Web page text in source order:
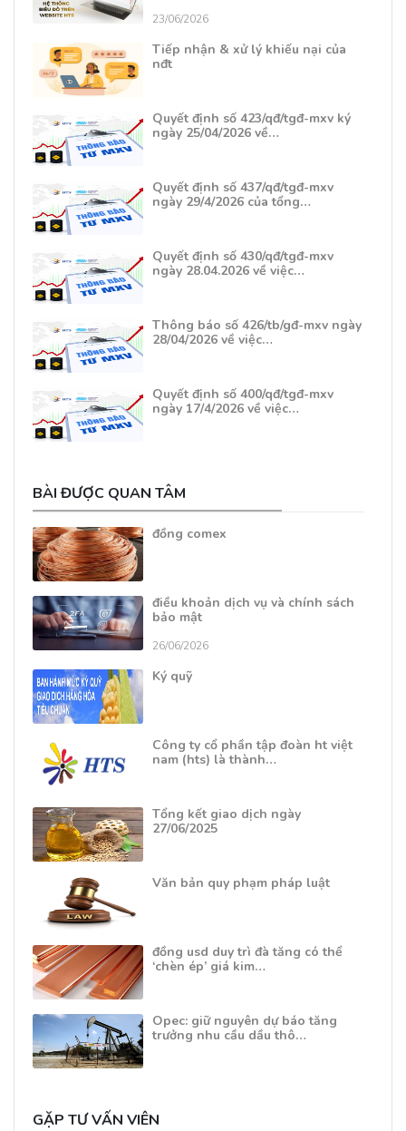
23/06/2026
Tiếp nhận & xử lý khiếu nại của
nđt
Quyết định số 423/qđ/tgđ-mxv ký
ngày 25/04/2026 về…
Quyết định số 437/qđ/tgđ-mxv
ngày 29/4/2026 của tổng…
Quyết định số 430/qđ/tgđ-mxv
ngày 28.04.2026 về việc…
Thông báo số 426/tb/gđ-mxv ngày
28/04/2026 về việc…
Quyết định số 400/qđ/tgđ-mxv
ngày 17/4/2026 về việc…
BÀI ĐƯỢC QUAN TÂM
đồng comex
điều khoản dịch vụ và chính sách
bảo mật
26/06/2026
Ký quỹ
Công ty cổ phần tập đoàn ht việt
nam (hts) là thành…
Tổng kết giao dịch ngày
27/06/2025
Văn bản quy phạm pháp luật
đồng usd duy trì đà tăng có thể
‘chèn ép’ giá kim…
Opec: giữ nguyên dự báo tăng
trưởng nhu cầu dầu thô…
GẶP TƯ VẤN VIÊN